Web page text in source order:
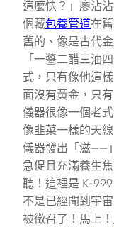
這麼快？」廖沾
個藏包養管道在
舊的、像是古代
「一醬二醋三油
式，只有像他這
面沒有黃金，只
儀器很像一個老
像韭菜一樣的天
儀器發出「滋——
急促且充滿養生
聽！這裡是 K-
不是已經聞到宇
被徵召了！馬上